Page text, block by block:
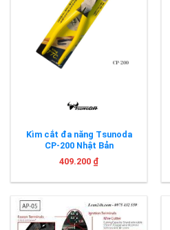
Kìm cắt đa năng Tsunoda
CP-200 Nhật Bản
409.200 ₫